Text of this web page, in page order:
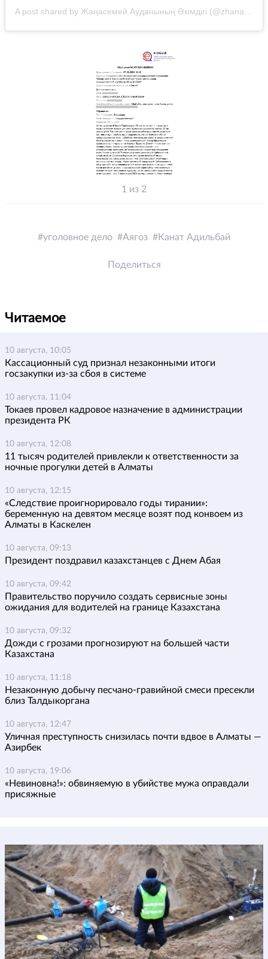
A post shared by Жаңасемей Ауданының Әкімдігі (@zhanasemey__akimdigi)
1 из 2
уголовное дело Аягоз Канат Адильбай
Поделиться
Читаемое
10 августа, 10:05
Кассационный суд признал незаконными итоги
госзакупки из-за сбоя в системе
10 августа, 11:04
Токаев провел кадровое назначение в администрации
президента РК
10 августа, 12:08
11 тысяч родителей привлекли к ответственности за
ночные прогулки детей в Алматы
10 августа, 12:15
«Следствие проигнорировало годы тирании»:
беременную на девятом месяце возят под конвоем из
Алматы в Каскелен
10 августа, 09:13
Президент поздравил казахстанцев с Днем Абая
10 августа, 09:42
Правительство поручило создать сервисные зоны
ожидания для водителей на границе Казахстана
10 августа, 09:32
Дожди с грозами прогнозируют на большей части
Казахстана
10 августа, 11:18
Незаконную добычу песчано-гравийной смеси пресекли
близ Талдыкоргана
10 августа, 12:47
Уличная преступность снизилась почти вдвое в Алматы —
Азирбек
10 августа, 19:06
«Невиновна!»: обвиняемую в убийстве мужа оправдали
присяжные